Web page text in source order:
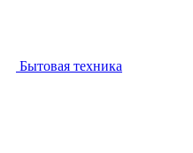
Бытовая техника